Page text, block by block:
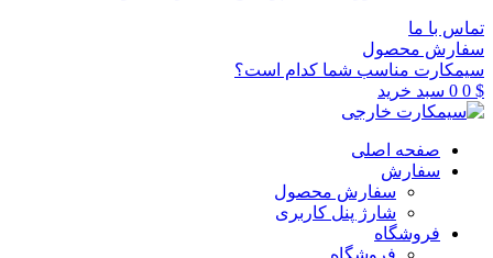
تماس با ما
سفارش محصول
سیمکارت مناسب شما کدام است؟
0 $
0 سبد خرید
صفحه اصلی
سفارش
سفارش محصول
شارژ پنل کاربری
فروشگاه
فروشگاه